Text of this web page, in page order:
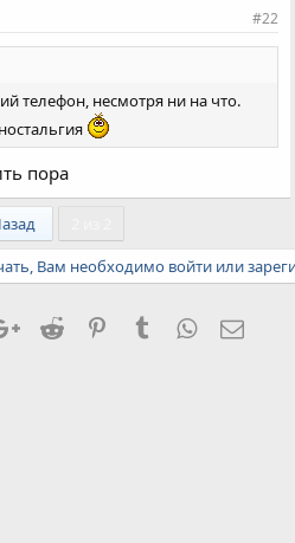
#22
телефон, несмотря ни на что.
пора
Вам необходимо войти или
Google+
Reddit PinterestTumblrWhatsApp